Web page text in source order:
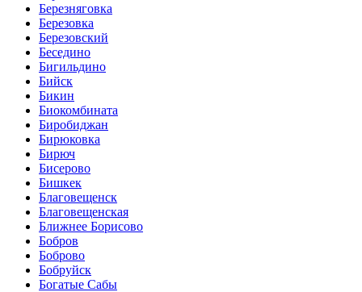
Березняговка
Березовка
Березовский
Беседино
Бигильдино
Бийск
Бикин
Биокомбината
Биробиджан
Бирюковка
Бирюч
Бисерово
Бишкек
Благовещенск
Благовещенская
Ближнее Борисово
Бобров
Боброво
Бобруйск
Богатые Сабы